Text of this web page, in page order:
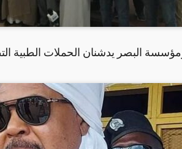
البصر يدشنان الحملات الطبية